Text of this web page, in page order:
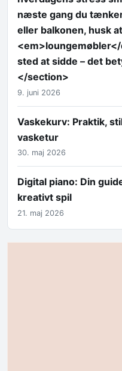
næste gang du
eller balkonen, husk
sted at sidde – det
</section>
9. juni 2026
Vaskekurv: Praktik,
vasketur
30. maj 2026
Digital piano: Din
kreativt spil
21. maj 2026